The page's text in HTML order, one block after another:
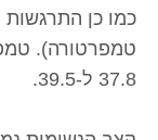
כמו כן
טמפרטורה).
37.8 ל-39.5.